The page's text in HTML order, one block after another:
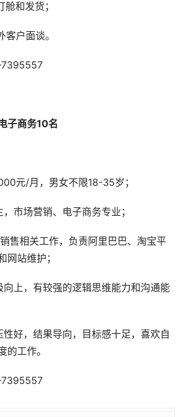
和发货；
户面谈。
子商务10名
元/月，男女不限18-35岁；
市场营销、电子商务专业；
售相关工作，负责阿里巴巴、淘宝平
网站维护；
上，有较强的逻辑思维能力和沟通能
好，结果导向，目标感十足，喜欢自
的工作。